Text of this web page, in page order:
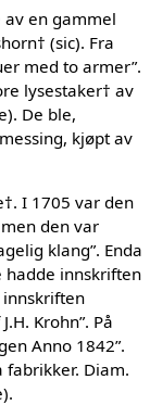
av en gammel
(sic). Fra
med to armer”.
lysestaker† av
De ble,
kjøpt av
I 1705 var den
den var
klang”. Enda
hadde innskriften
innskriften
Krohn”. På
Anno 1842”.
fabrikker. Diam.